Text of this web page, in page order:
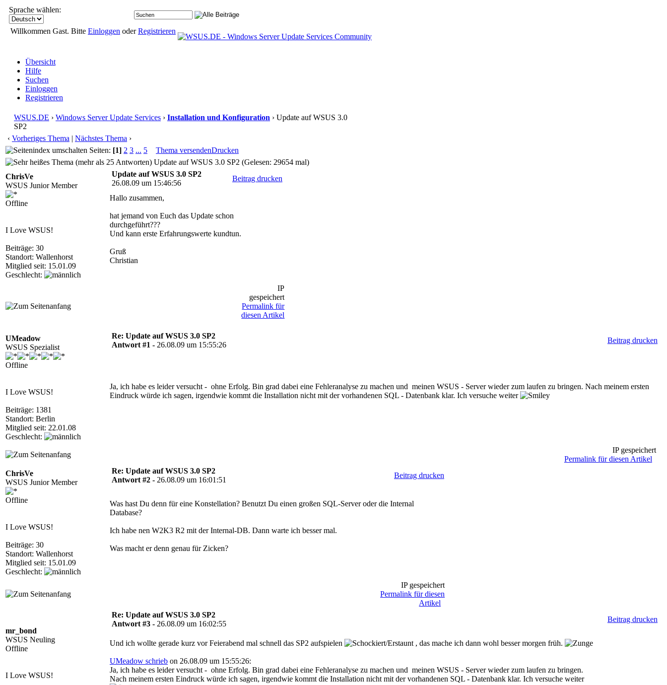
Sprache wählen:
Willkommen Gast. Bitte Einloggen oderRegistrieren
Übersicht
Hilfe
Suchen
Einloggen
Registrieren
WSUS.DE › Windows Server Update Services › Installation und Konfiguration › Update auf WSUS 3.0
SP2
‹ Vorheriges Thema | Nächstes Thema ›
Seiten: [1] 2 3 ... 5 Thema versendenDrucken
Update auf WSUS 3.0 SP2 (Gelesen: 29654 mal)
ChrisVe
WSUS Junior Member
Offline
I Love WSUS!
Beiträge: 30
Standort: Wallenhorst
Mitglied seit: 15.01.09
Geschlecht:
Update auf WSUS 3.0 SP2
26.08.09 um 15:46:56
Beitrag drucken
Hallo zusammen,
hat jemand von Euch das Update schon
durchgeführt???
Und kann erste Erfahrungswerte kundtun.
Gruß
Christian
IP
gespeichert
Permalink für
diesen Artikel
UMeadow
WSUS Spezialist
Offline
I Love WSUS!
Beiträge: 1381
Standort: Berlin
Mitglied seit: 22.01.08
Geschlecht:
Re: Update auf WSUS 3.0 SP2
Antwort #1 - 26.08.09 um 15:55:26
Beitrag drucken
Ja, ich habe es leider versucht - ohne Erfolg. Bin grad dabei eine Fehleranalyse zu machen und meinen WSUS - Server wieder zum laufen zu bringen. Nach meinem ersten
Eindruck würde ich sagen, irgendwie kommt die Installation nicht mit der vorhandenen SQL - Datenbank klar. Ich versuche weiter
IP gespeichert
Permalink für diesen Artikel
ChrisVe
WSUS Junior Member
Offline
I Love WSUS!
Beiträge: 30
Standort: Wallenhorst
Mitglied seit: 15.01.09
Geschlecht:
Re: Update auf WSUS 3.0 SP2
Antwort #2 - 26.08.09 um 16:01:51
Beitrag drucken
Was hast Du denn für eine Konstellation? Benutzt Du einen großen SQL-Server oder die Internal
Database?
Ich habe nen W2K3 R2 mit der Internal-DB. Dann warte ich besser mal.
Was macht er denn genau für Zicken?
IP gespeichert
Permalink für diesen
Artikel
mr_bond
WSUS Neuling
Offline
I Love WSUS!
Re: Update auf WSUS 3.0 SP2
Antwort #3 - 26.08.09 um 16:02:55
Beitrag drucken
Und ich wollte gerade kurz vor Feierabend mal schnell das SP2 aufspielen , das mache ich dann wohl besser morgen früh.
UMeadow schrieb on 26.08.09 um 15:55:26:
Ja, ich habe es leider versucht - ohne Erfolg. Bin grad dabei eine Fehleranalyse zu machen und meinen WSUS - Server wieder zum laufen zu bringen.
Nach meinem ersten Eindruck würde ich sagen, irgendwie kommt die Installation nicht mit der vorhandenen SQL - Datenbank klar. Ich versuche weiter